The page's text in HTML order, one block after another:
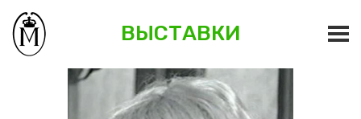
ВЫСТАВКИ